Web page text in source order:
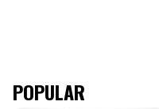
POPULAR